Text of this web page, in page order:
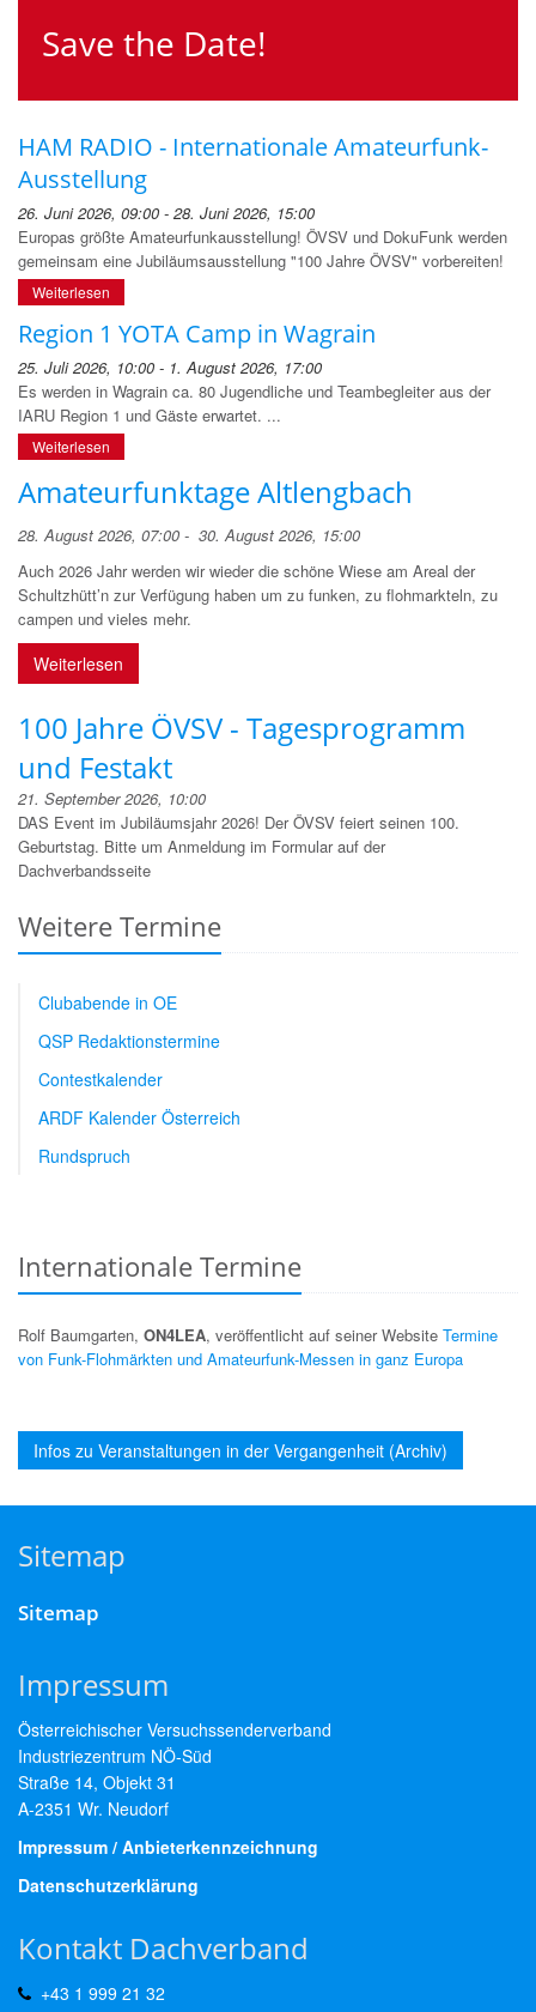
Save the Date!
HAM RADIO - Internationale Amateurfunk-
Ausstellung
26. Juni 2026, 09:00 - 28. Juni 2026, 15:00
Europas größte Amateurfunkausstellung! ÖVSV und DokuFunk werden
gemeinsam eine Jubiläumsausstellung "100 Jahre ÖVSV" vorbereiten!
Weiterlesen
Region 1 YOTA Camp in Wagrain
25. Juli 2026, 10:00 - 1. August 2026, 17:00
Es werden in Wagrain ca. 80 Jugendliche und Teambegleiter aus der
IARU Region 1 und Gäste erwartet. ...
Weiterlesen
Amateurfunktage Altlengbach
28. August 2026, 07:00 - 30. August 2026, 15:00
Auch 2026 Jahr werden wir wieder die schöne Wiese am Areal der
Schultzhütt’n zur Verfügung haben um zu funken, zu flohmarkteln, zu
campen und vieles mehr.
Weiterlesen
100 Jahre ÖVSV - Tagesprogramm
und Festakt
21. September 2026, 10:00
DAS Event im Jubiläumsjahr 2026! Der ÖVSV feiert seinen 100.
Geburtstag. Bitte um Anmeldung im Formular auf der
Dachverbandsseite
Weitere Termine
Clubabende in OE
QSP Redaktionstermine
Contestkalender
ARDF Kalender Österreich
Rundspruch
Internationale Termine
Rolf Baumgarten, ON4LEA, veröffentlicht auf seiner Website Termine
von Funk-Flohmärkten und Amateurfunk-Messen in ganz Europa
Infos zu Veranstaltungen in der Vergangenheit (Archiv)
Sitemap
Sitemap
Impressum
Österreichischer Versuchssenderverband
Industriezentrum NÖ-Süd
Straße 14, Objekt 31
A-2351 Wr. Neudorf
Impressum / Anbieterkennzeichnung
Datenschutzerklärung
Kontakt Dachverband
+43 1 999 21 32